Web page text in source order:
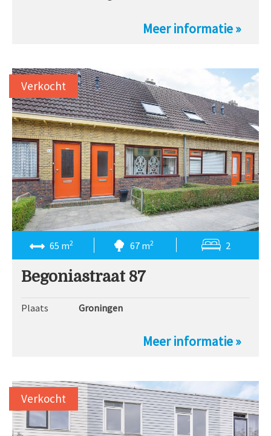
Meer informatie »
65 m2 67 m2 2
Begoniastraat 87
Plaats Groningen
Meer informatie »
Verkocht
Verkocht